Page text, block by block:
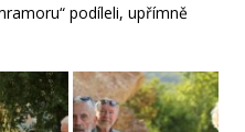
podíleli, upřímně